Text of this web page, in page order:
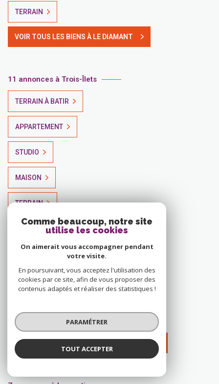
TERRAIN
VOIR TOUS LES BIENS À LE DIAMANT
11 annonces à Trois-Îlets
TERRAIN À BATIR
APPARTEMENT
STUDIO
MAISON
TERRAIN
VOIR TOUS LES BIENS À TROIS-ÎLETS
8 annonces à Fort-de-France
APPARTEMENT
MAISON
VOIR TOUS LES BIENS À FORT-DE-FRANCE
Comme beaucoup, notre site
utilise les cookies
On aimerait vous accompagner pendant
votre visite.
En poursuivant, vous acceptez l'utilisation des
cookies par ce site, afin de vous proposer des
contenus adaptés et réaliser des statistiques !
PARAMÉTRER
TOUT ACCEPTER